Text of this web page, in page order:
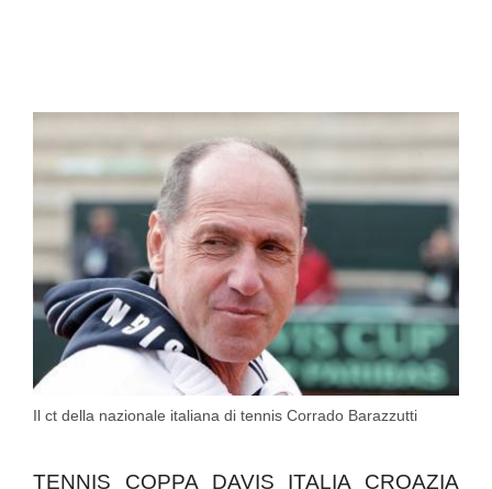
Il ct della nazionale italiana di tennis Corrado Barazzutti
TENNIS COPPA DAVIS ITALIA CROAZIA